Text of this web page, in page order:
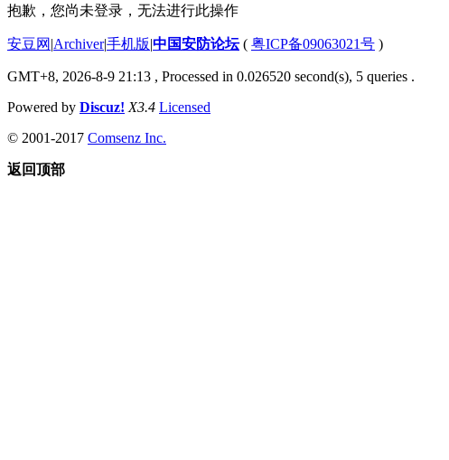
抱歉，您尚未登录，无法进行此操作
安豆网 |Archiver|手机版|中国安防论坛( 粤ICP备09063021号 )
GMT+8, 2026-8-9 21:13 , Processed in 0.026520 second(s), 5 queries .
Powered by Discuz! X3.4 Licensed
© 2001-2017 Comsenz Inc.
返回顶部